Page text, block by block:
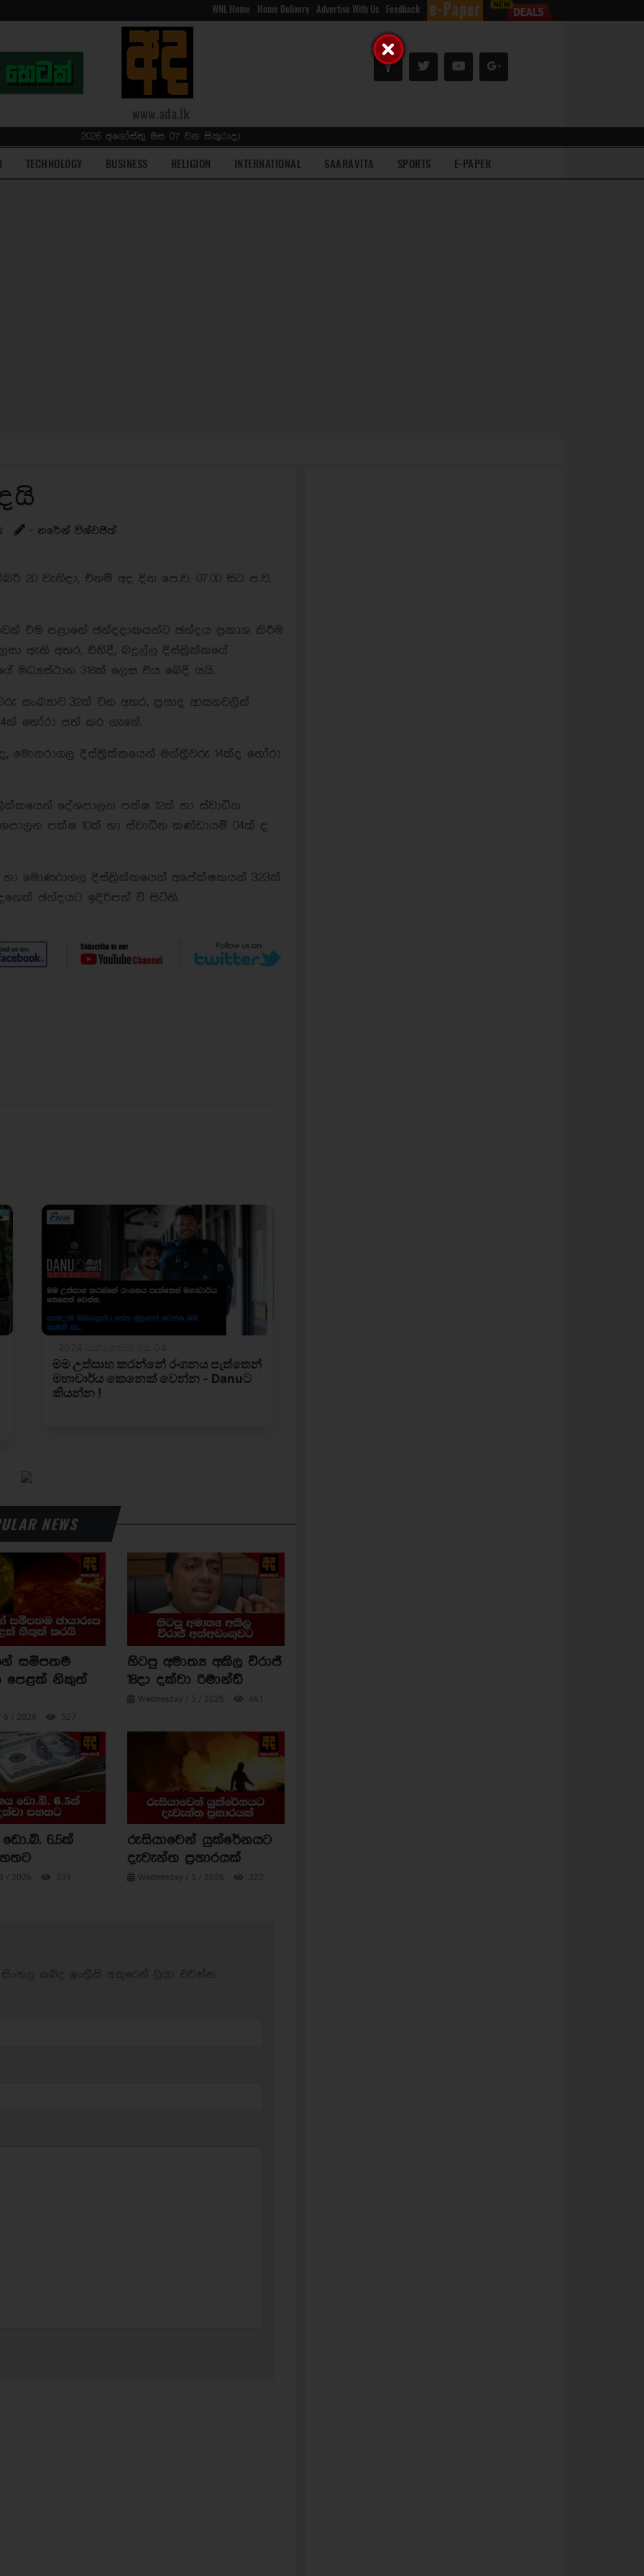
WNL Home Home Delivery Advertise With Us Feedback
www.ada.lk
2026 අගෝස්තු මස 07 වන සිකුරාදා
TECHNOLOGY BUSINESS RELIGION INTERNATIONAL SAARAVITA SPORTS E-PAPER
- නරේන් විශ්වජිත්
20 වැනිදා, එනම් අද දින පෙ.ව. 07.00 සිට ප.ව.
එම පළාතේ ඡන්දදාකයන්ට ඡන්දය ප්‍රකාශ කිරීම
ඇති අතර, එහිදී, බදුල්ල දිස්ත්‍රික්කයේ
මධ්‍යස්ථාන 318ක් ලෙස එය බෙදී යයි.
සංඛ්‍යාව 32ක් වන අතර, ප්‍රසාද ආසනවලින්
තෝරා පත් කර ගැනේ.
මොනරාගල දිස්ත්‍රික්කයෙන් මන්ත්‍රීවරු 14ක්ද තෝරා
දේශපාලන පක්ෂ 12ක් හා ස්වාධීන
පක්ෂ 10ක් හා ස්වාධීන කණ්ඩායම් 04ක් ද
මොණරාගල දිස්ත්‍රික්කයෙන් අපේක්ෂකයන් 323ක්
ඡන්දයට ඉදිරිපත් වී සිටිති.
NEWS
සමීපතම
පෙළක් නිකුත්
6 / 2026 527
හිටපු අමාත්‍ය අකිල විරාජ්
18දා දක්වා රිමාන්ඩ්
Wednesday / 5 / 2026 461
6.5ක්
/ 2026 339
රුසියාවෙන් යුක්රේනයට
දැවැන්ත ප්‍රහාරයක්
Wednesday / 5 / 2026 322